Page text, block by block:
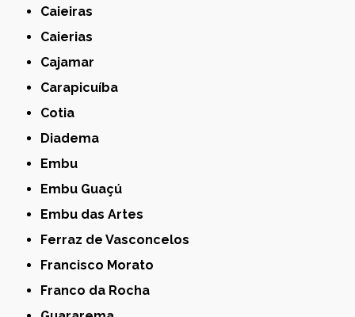
Caieiras
Caierias
Cajamar
Carapicuíba
Cotia
Diadema
Embu
Embu Guaçú
Embu das Artes
Ferraz de Vasconcelos
Francisco Morato
Franco da Rocha